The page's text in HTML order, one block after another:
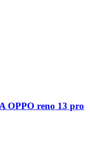
OPPO reno 13 pro